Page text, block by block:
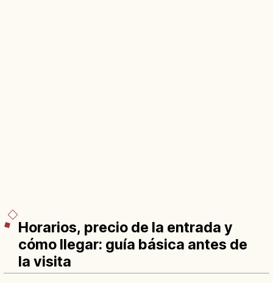
Horarios, precio de la entrada y
cómo llegar: guía básica antes de
la visita